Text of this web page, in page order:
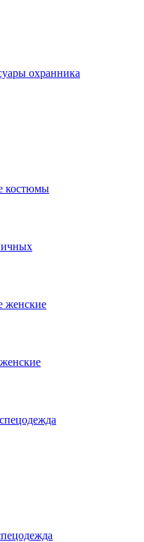
охранника
костюмы
женские